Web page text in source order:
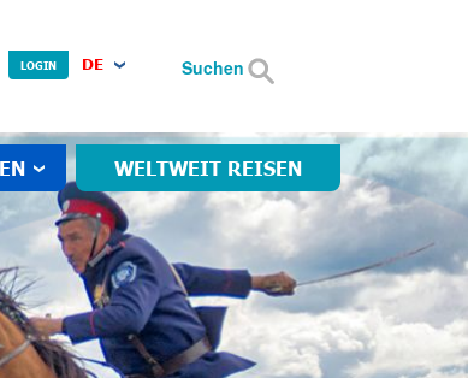
WELTWEIT REISEN
Suchen
LOGIN DE